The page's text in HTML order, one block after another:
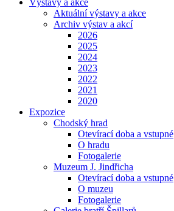
Výstavy a akce
Aktuální výstavy a akce
Archiv výstav a akcí
2026
2025
2024
2023
2022
2021
2020
Expozice
Chodský hrad
Otevírací doba a vstupné
O hradu
Fotogalerie
Muzeum J. Jindřicha
Otevírací doba a vstupné
O muzeu
Fotogalerie